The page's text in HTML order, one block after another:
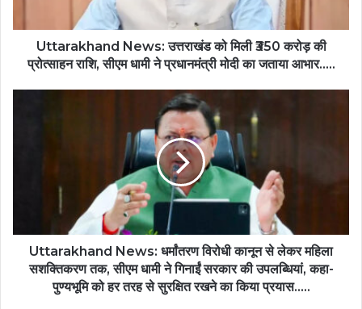
Uttarakhand News: उत्तराखंड को मिली ₹350 करोड़ की
प्रोत्साहन राशि, सीएम धामी ने प्रधानमंत्री मोदी का जताया आभार…..
Uttarakhand News: धर्मांतरण विरोधी कानून से लेकर महिला
सशक्तिकरण तक, सीएम धामी ने गिनाईं सरकार की उपलब्धियां, कहा-
पुण्यभूमि को हर तरह से सुरक्षित रखने का किया प्रयास…..